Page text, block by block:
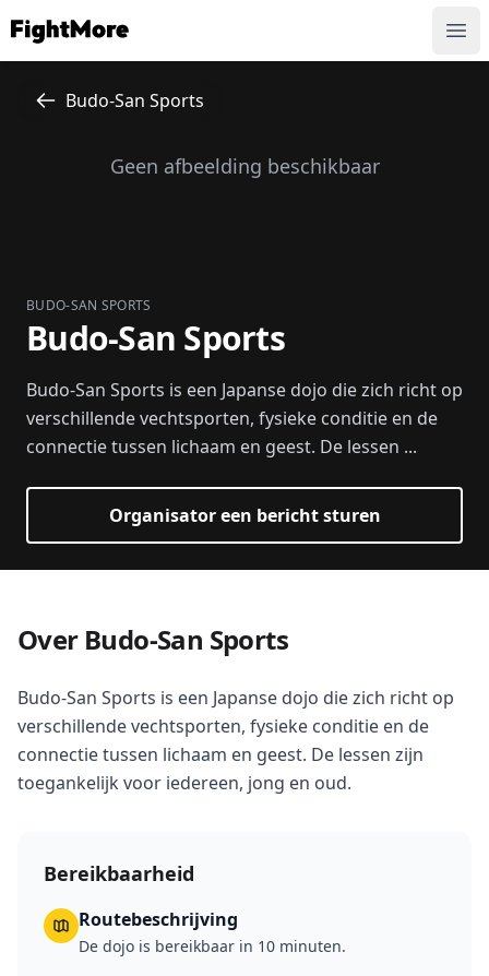
FightMore
Budo-San Sports
Geen afbeelding beschikbaar
BUDO-SAN SPORTS
Budo-San Sports
Budo-San Sports is een Japanse dojo die zich richt op
verschillende vechtsporten, fysieke conditie en de
connectie tussen lichaam en geest. De lessen ...
Organisator een bericht sturen
Over Budo-San Sports
Budo-San Sports is een Japanse dojo die zich richt op
verschillende vechtsporten, fysieke conditie en de
connectie tussen lichaam en geest. De lessen zijn
toegankelijk voor iedereen, jong en oud.
Bereikbaarheid
Routebeschrijving
De dojo is bereikbaar in 10 minuten.